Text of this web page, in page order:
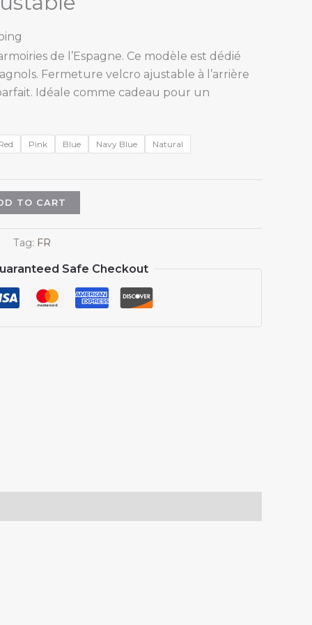
de l’Espagne. Ce modèle est dédié
Fermeture velcro ajustable à l’arrière
Idéale comme cadeau pour un
Pink Blue Navy Blue Natural
TO CART
Tag: FR
Safe Checkout